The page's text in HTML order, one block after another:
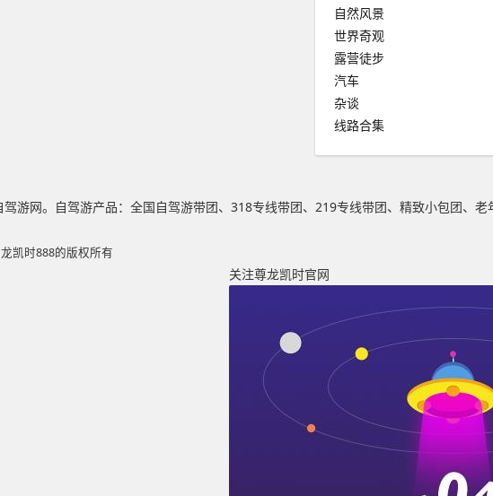
自然风景
世界奇观
露营徒步
汽车
杂谈
线路合集
游网。自驾游产品：全国自驾游带团、318专线带团、219专线带团、精致小包团、
凯时888的版权所有
关注尊龙凯时官网